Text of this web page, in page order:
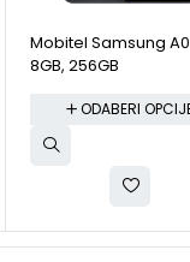
Mobitel Samsung
8GB, 256GB
ODABERI